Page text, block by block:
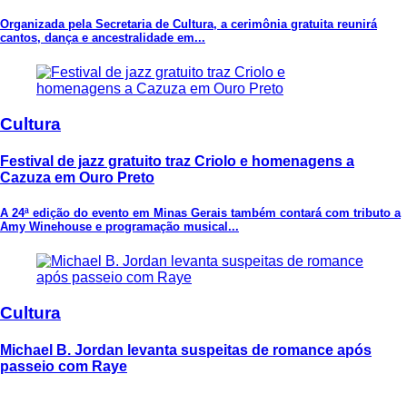
Organizada pela Secretaria de Cultura, a cerimônia gratuita reunirá
cantos, dança e ancestralidade em...
Cultura
Festival de jazz gratuito traz Criolo e homenagens a
Cazuza em Ouro Preto
A 24ª edição do evento em Minas Gerais também contará com tributo a
Amy Winehouse e programação musical...
Cultura
Michael B. Jordan levanta suspeitas de romance após
passeio com Raye